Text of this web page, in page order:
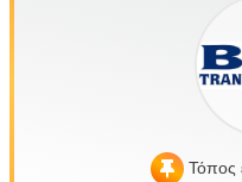
πιστη απολογιστική διαδικασία •
εσμη ευκαιρία εργασίας • Περίπου 7.000 – 8.000 χλμ. το μήν
ασία τα σαββατοκύριακα • Προβλέψιμο και σταθερό πρόγρα
Τόπος